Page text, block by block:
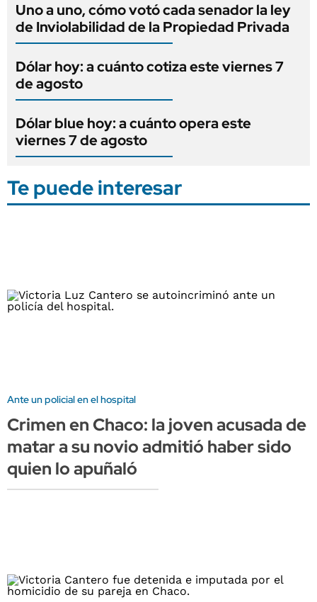
Uno a uno, cómo votó cada senador la ley
de Inviolabilidad de la Propiedad Privada
Dólar hoy: a cuánto cotiza este viernes 7
de agosto
Dólar blue hoy: a cuánto opera este
viernes 7 de agosto
Te puede interesar
Ante un policial en el hospital
Crimen en Chaco: la joven acusada de
matar a su novio admitió haber sido
quien lo apuñaló